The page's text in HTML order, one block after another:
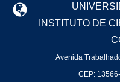
INSTITUTO DE
Avenida
CEP: